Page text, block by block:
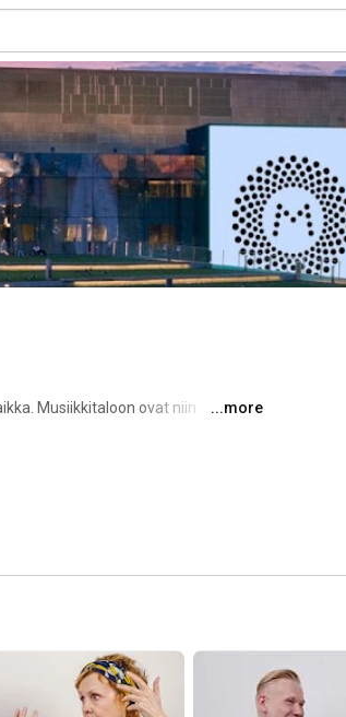
Musiikkitaloon ovat niin
...more